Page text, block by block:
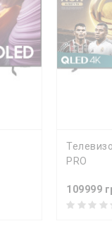
PRO
109999